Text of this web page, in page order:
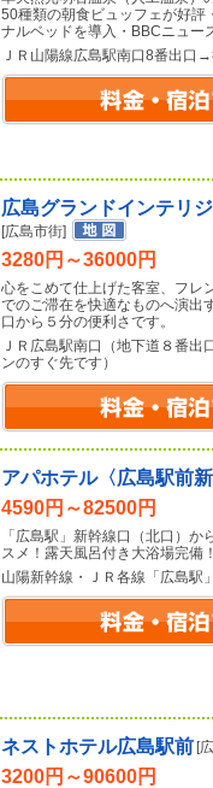
50種類の朝食ビュッフェが好評
ナルベッドを導入・BBCニュー
ＪＲ山陽線広島駅南口8番出口
広島グランドインテリ
[広島市街]
3280円～36000円
心をこめて仕上げた客室、フレ
でのご滞在を快適なものへ演出
口から５分の便利さです。
ＪＲ広島駅南口（地下道８番
ンのすぐ先です）
アパホテル〈広島駅前新
4590円～82500円
「広島駅」新幹線口（北口）
スメ！露天風呂付き大浴場完備
山陽新幹線・ＪＲ各線「広島駅
ネストホテル広島駅前 [
3200円～90600円